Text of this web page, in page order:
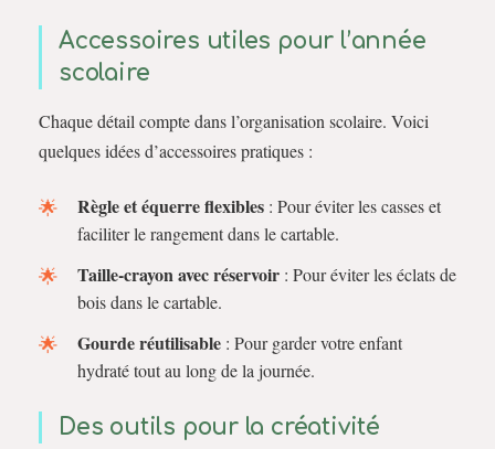
Accessoires utiles pour l’année
scolaire
Chaque détail compte dans l’organisation scolaire. Voici
quelques idées d’accessoires pratiques :
Règle et équerre flexibles : Pour éviter les casses et
faciliter le rangement dans le cartable.
Taille-crayon avec réservoir : Pour éviter les éclats de
bois dans le cartable.
Gourde réutilisable : Pour garder votre enfant
hydraté tout au long de la journée.
Des outils pour la créativité